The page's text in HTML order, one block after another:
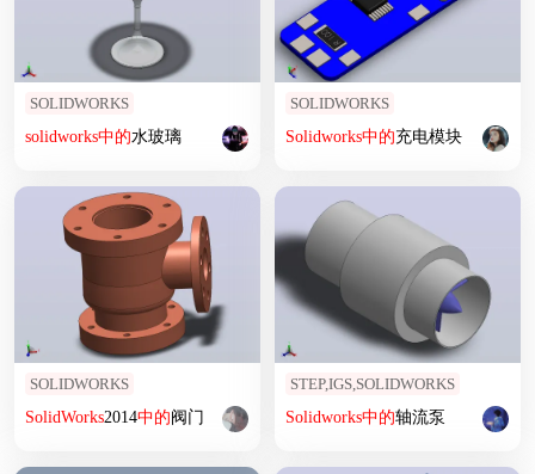
SOLIDWORKS
solidworks中的水玻璃
SOLIDWORKS
Solidworks中的充电模块
SOLIDWORKS
SolidWorks2014中的阀门
STEP,IGS,SOLIDWORKS
Solidworks中的轴流泵